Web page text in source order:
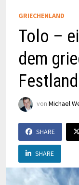
GRIECHENLAND
Tolo –
dem
Festland
von Michael
SHARE
SHARE